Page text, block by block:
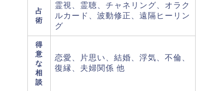
占
術
霊視、霊聴、チャネリング、オラク
ルカード、波動修正、遠隔ヒーリン
グ
得
意
な
相
談
恋愛、片思い、結婚、浮気、不倫、
復縁、夫婦関係 他